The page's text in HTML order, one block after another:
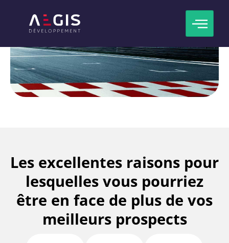
Les excellentes raisons pour
lesquelles vous pourriez
être en face de plus de vos
meilleurs prospects